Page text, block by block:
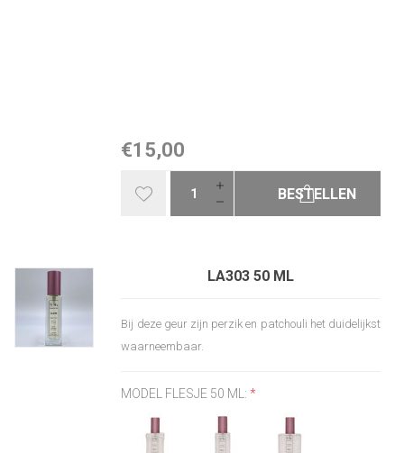
€15,00
BESTELLEN
LA303 50 ML
Bij deze geur zijn perzik en patchouli het duidelijkst
waarneembaar.
MODEL FLESJE 50 ML:*